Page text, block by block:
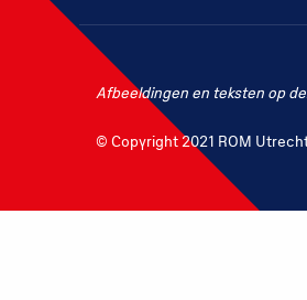
Afbeeldingen en teksten op
© Copyright 2021 ROM